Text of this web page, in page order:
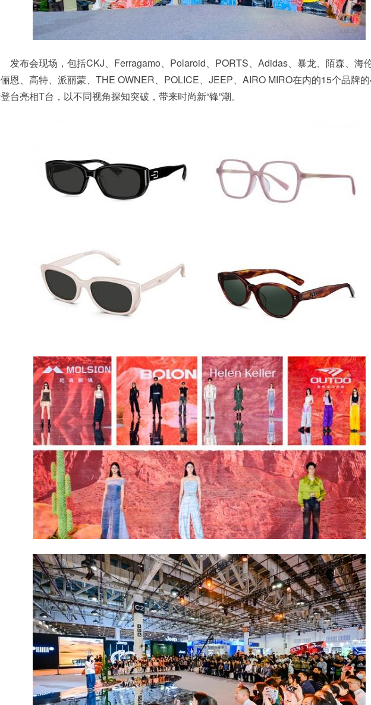
发布会现场，包括CKJ、Ferragamo、Polaroid、PORTS、Adidas、暴龙、陌森、海伦
恩、高特、派丽蒙、THE OWNER、POLICE、JEEP、AIRO MIRO在内的15个品牌
台亮相T台，以不同视角探知突破，带来时尚新“锋”潮。